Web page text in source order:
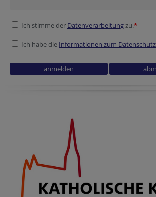
Ich stimme der Datenverarbeitungzu.*
Ich habe die Informationen zum Datenschutz